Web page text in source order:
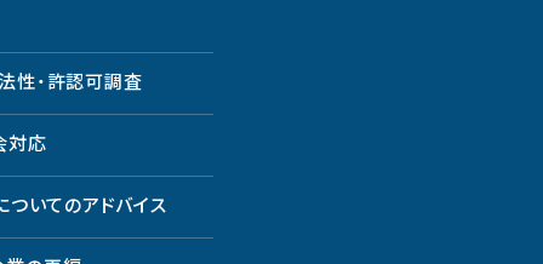
性・許認可調査
対応
いてのアドバイス